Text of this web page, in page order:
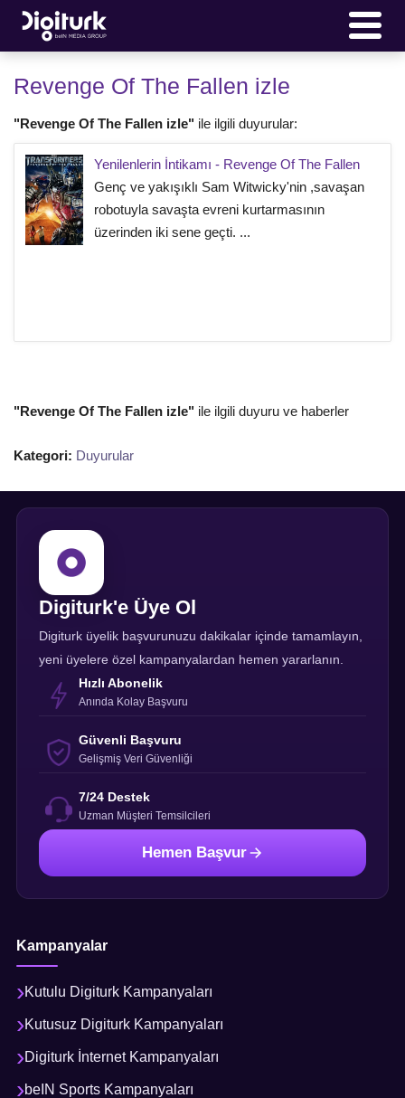
Revenge Of The Fallen izle
"Revenge Of The Fallen izle" ile ilgili duyurular:
Yenilenlerin İntikamı - Revenge Of The Fallen
Genç ve yakışıklı Sam Witwicky'nin ,savaşan
robotuyla savaşta evreni kurtarmasının
üzerinden iki sene geçti. ...
"Revenge Of The Fallen izle" ile ilgili duyuru ve haberler
Kategori: Duyurular
Digiturk'e Üye Ol
Digiturk üyelik başvurunuzu dakikalar içinde tamamlayın,
yeni üyelere özel kampanyalardan hemen yararlanın.
Hızlı Abonelik
Anında Kolay Başvuru
Güvenli Başvuru
Gelişmiş Veri Güvenliği
7/24 Destek
Uzman Müşteri Temsilcileri
Hemen Başvur
Kampanyalar
Kutulu Digiturk Kampanyaları
Kutusuz Digiturk Kampanyaları
Digiturk İnternet Kampanyaları
beIN Sports Kampanyaları